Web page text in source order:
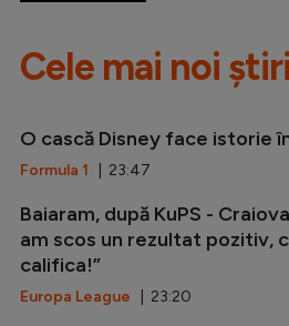
Cele mai noi știri
O cască Disney face istorie
Formula 1 | 23:47
Baiaram, după KuPS -
am scos un rezultat pozitiv,
califica!”
Europa League | 23:20